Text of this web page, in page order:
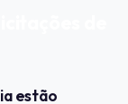
estão